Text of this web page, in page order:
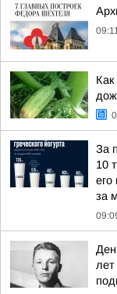
Как
За
10
за